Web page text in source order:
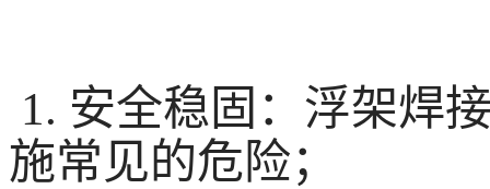
1. 安全稳固：浮架焊
施常见的危险；